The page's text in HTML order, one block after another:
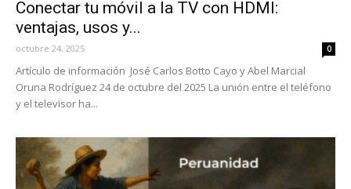
Conectar tu móvil a la TV con HDMI:
ventajas, usos y...
octubre 24, 2025 0
Artículo de información José Carlos Botto Cayo y Abel Marcial
Oruna Rodríguez 24 de octubre del 2025 La unión entre el teléfono
y el televisor ha...